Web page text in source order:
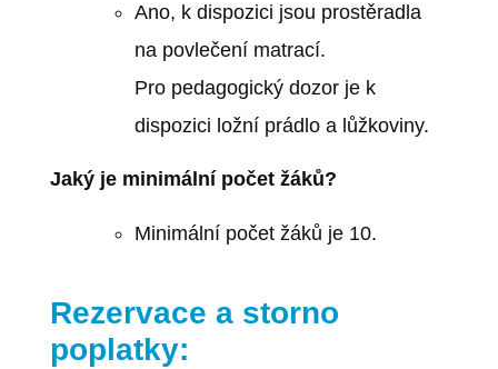
Ano, k dispozici jsou prostěradla
na povlečení matrací.
Pro pedagogický dozor je k
dispozici ložní prádlo a lůžkoviny.
Jaký je minimální počet žáků?
Minimální počet žáků je 10.
Rezervace a storno
poplatky: